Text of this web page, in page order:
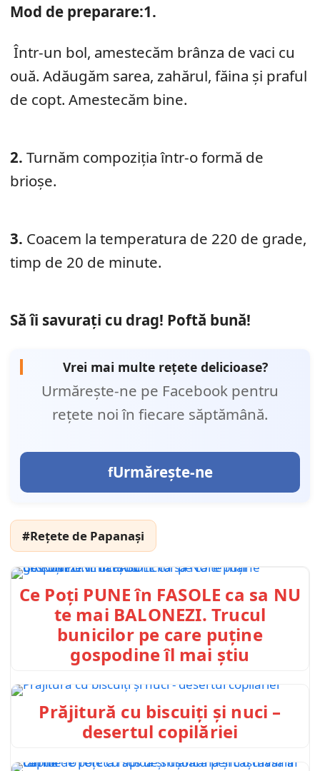
Mod de preparare:1.
Într-un bol, amestecăm brânza de vaci cu
ouă. Adăugăm sarea, zahărul, făina și praful
de copt. Amestecăm bine.
2. Turnăm compoziția într-o formă de
brioșe.
3. Coacem la temperatura de 220 de grade,
timp de 20 de minute.
Să îi savurați cu drag! Poftă bună!
Vrei mai multe rețete delicioase?
Urmărește-ne pe Facebook pentru
rețete noi în fiecare săptămână.
Urmărește-ne
#Rețete de Papanași
Ce Poți PUNE în FASOLE ca sa NU
te mai BALONEZI. Trucul
bunicilor pe care puține
gospodine îl mai știu
Prăjitură cu biscuiți și nuci –
desertul copilăriei